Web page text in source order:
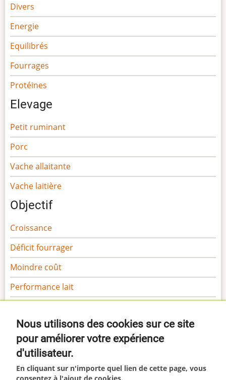
Divers
Energie
Equilibrés
Fourrages
Protéines
Elevage
Petit ruminant
Porc
Vache allaitante
Vache laitière
Objectif
Croissance
Déficit fourrager
Moindre coût
Performance lait
Sécurité
Gamme Margaron
Gamme Marga
Nous utilisons des cookies sur ce site
pour améliorer votre expérience
d'utilisateur.
En cliquant sur n'importe quel lien de cette page, vous